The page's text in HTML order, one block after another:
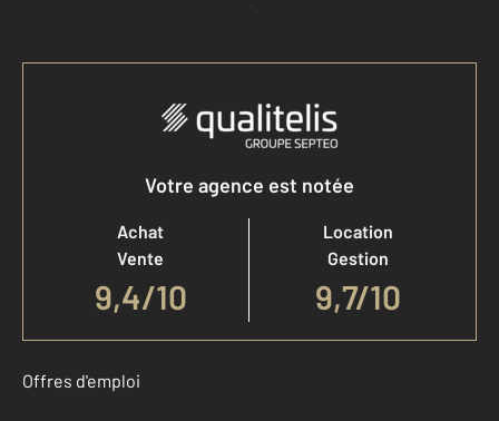
Votre agence est notée
Achat
Vente
9,4/10
Location
Gestion
9,7/10
Offres d'emploi